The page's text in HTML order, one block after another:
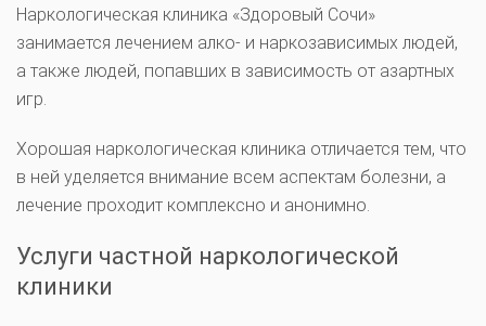
Наркологическая клиника «Здоровый Сочи»
занимается лечением алко- и наркозависимых людей,
а также людей, попавших в зависимость от азартных
игр.
Хорошая наркологическая клиника отличается тем, что
в ней уделяется внимание всем аспектам болезни, а
лечение проходит комплексно и анонимно.
Услуги частной наркологической
клиники